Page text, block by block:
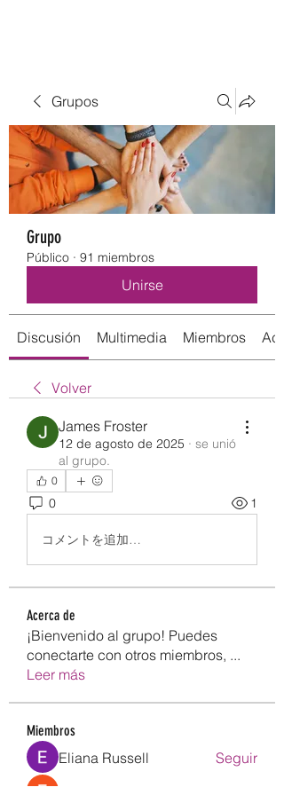
Grupos
Grupo
Público · 91 miembros
Unirse
Discusión Multimedia Miembros
Volver
James Froster
12 de agosto de 2025 · se unió
al grupo.
0
0 1
コメントを追加…
Acerca de
¡Bienvenido al grupo! Puedes
conectarte con otros miembros, ...
Leer más
Miembros
Eliana Russell
Seguir